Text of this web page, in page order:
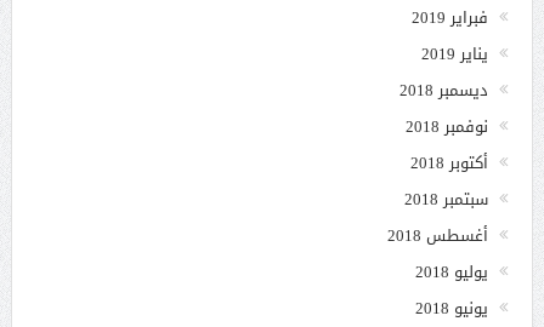
فبراير 2019
يناير 2019
ديسمبر 2018
نوفمبر 2018
أكتوبر 2018
سبتمبر 2018
أغسطس 2018
يوليو 2018
يونيو 2018